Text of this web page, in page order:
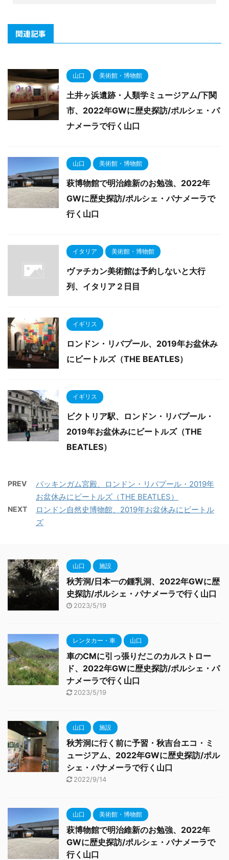
関連記事
山口 美術館・博物館
土井ヶ浜遺跡・人類学ミュージアム/下関
市、2022年GWに歴史探訪/ポルシェ・パ
ナメーラで行く山口
山口 美術館・博物館
萩博物館で明治維新のお勉強、2022年
GWに歴史探訪/ポルシェ・パナメーラで
行く山口
イタリア 美術館・博物館
ヴァチカン美術館は予約しないと大行
列、イタリア２日目
イギリス
ロンドン・リバプール、2019年お盆休み
にビートルズ（THE BEATLES）
イギリス
ビクトリア駅、ロンドン・リバプール・
2019年お盆休みにビートルズ（THE
BEATLES）
PREV
バッキンガム宮殿、ロンドン・リバプール・2019年
お盆休みにビートルズ（THE BEATLES）
NEXT
ロンドン自然史博物館、2019年お盆休みにビートル
ズ
山口 施設
秋芳洞/日本一の鍾乳洞、2022年GWに歴
史探訪/ポルシェ・パナメーラで行く山口
2023/5/19
レンタカー・車 山口
車のCMに引っ張りだこのカルストロー
ド、2022年GWに歴史探訪/ポルシェ・パ
ナメーラで行く山口
2023/5/19
山口 施設
秋芳洞に行く前に予習・秋吉台エコ・ミ
ュージアム、2022年GWに歴史探訪/ポル
シェ・パナメーラで行く山口
2022/9/14
山口 美術館・博物館
萩博物館で明治維新のお勉強、2022年
GWに歴史探訪/ポルシェ・パナメーラで
行く山口